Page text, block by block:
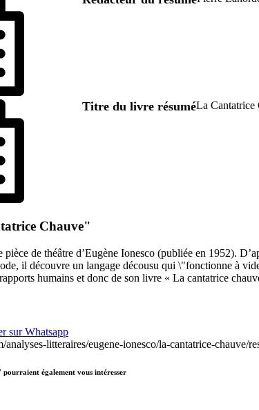
Titre du livre résuméLa Cantatrice
Chauve"
de théâtre d’Eugène Ionesco (publiée en 1952).
il découvre un langage décousu qui \"fonctionne à
humains et donc de son livre « La cantatrice
litteraires/eugene-ionesco/la-cantatrice-chauve/
également vous intéresser